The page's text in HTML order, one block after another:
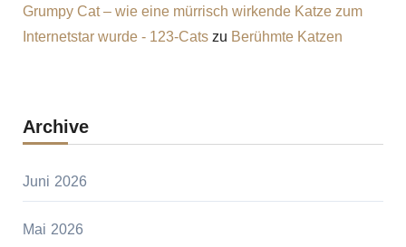
Grumpy Cat – wie eine mürrisch wirkende Katze zum
Internetstar wurde - 123-Catszu Berühmte Katzen
Archive
Juni 2026
Mai 2026